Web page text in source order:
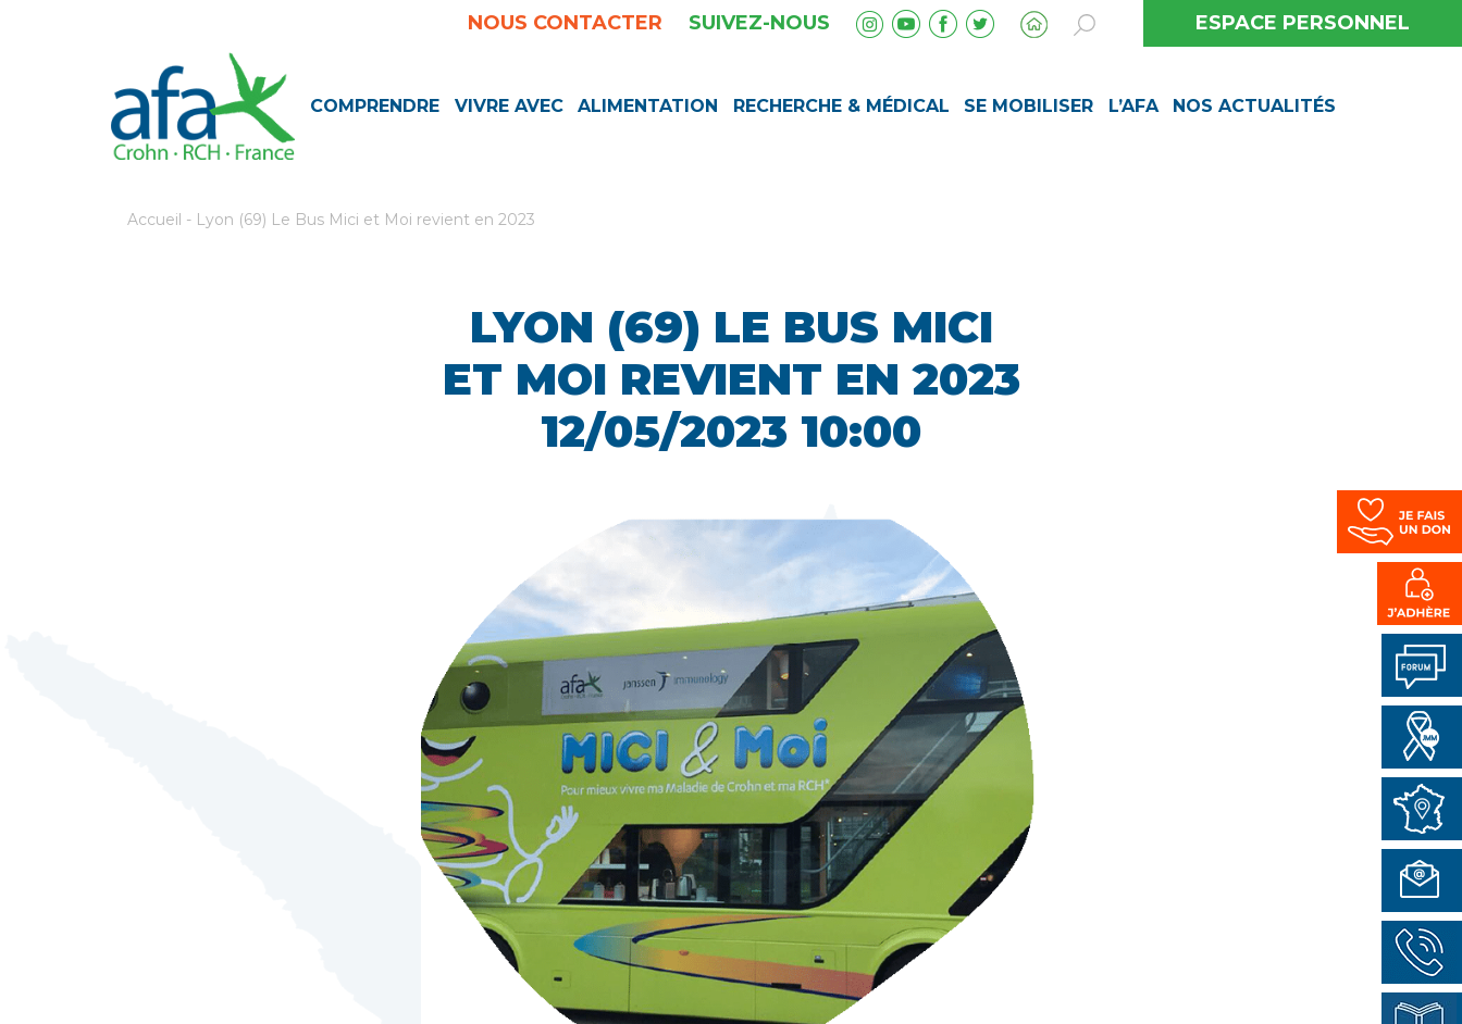
NOUS CONTACTER SUIVEZ-NOUS ESPACE PERSONNEL
COMPRENDRE VIVRE AVEC ALIMENTATION RECHERCHE & MÉDICAL SE MOBILISER L’AFA NOS ACTUALITÉS
Accueil - Lyon (69) Le Bus Mici et Moi revient en 2023
LYON (69) LE BUS MICI
ET MOI REVIENT EN 2023
12/05/2023 10:00